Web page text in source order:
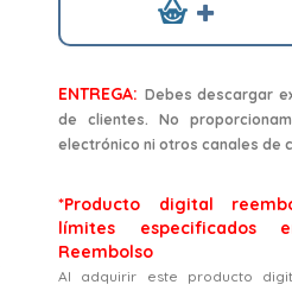
ENTREGA: Debes descargar
de clientes. No
electrónico ni otros canales de
*Producto digital
límites
Reembolso
Al adquirir este producto